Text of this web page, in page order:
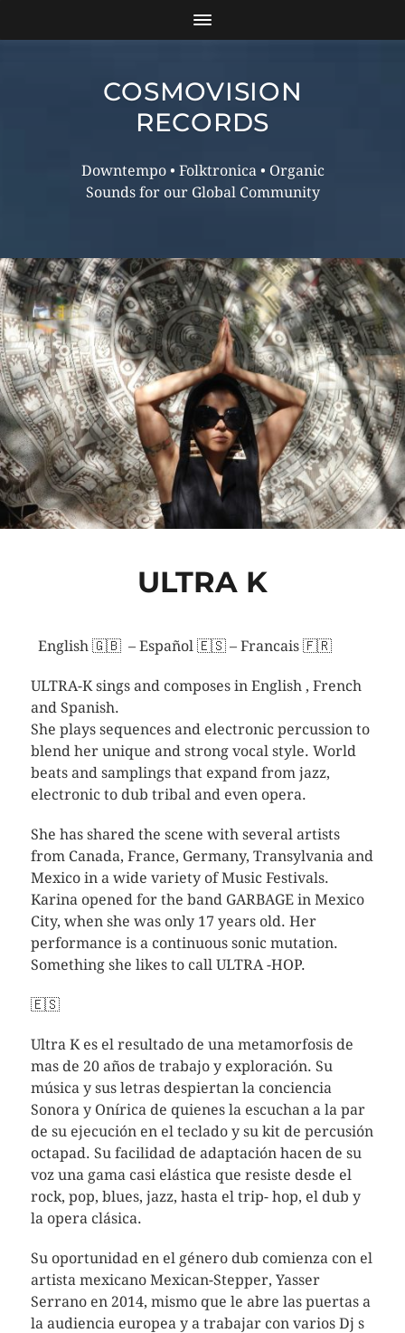
COSMOVISION
RECORDS
Downtempo • Folktronica • Organic
Sounds for our Global Community
ULTRA K
English 🇬🇧 – Español 🇪🇸 – Francais 🇫🇷
ULTRA-K sings and composes in English , French
and Spanish.
She plays sequences and electronic percussion to
blend her unique and strong vocal style. World
beats and samplings that expand from jazz,
electronic to dub tribal and even opera.
She has shared the scene with several artists
from Canada, France, Germany, Transylvania and
Mexico in a wide variety of Music Festivals.
Karina opened for the band GARBAGE in Mexico
City, when she was only 17 years old. Her
performance is a continuous sonic mutation.
Something she likes to call ULTRA -HOP.
🇪🇸
Ultra K es el resultado de una metamorfosis de
mas de 20 años de trabajo y exploración. Su
música y sus letras despiertan la conciencia
Sonora y Onírica de quienes la escuchan a la par
de su ejecución en el teclado y su kit de percusión
octapad. Su facilidad de adaptación hacen de su
voz una gama casi elástica que resiste desde el
rock, pop, blues, jazz, hasta el trip- hop, el dub y
la opera clásica.
Su oportunidad en el género dub comienza con el
artista mexicano Mexican-Stepper, Yasser
Serrano en 2014, mismo que le abre las puertas a
la audiencia europea y a trabajar con varios Dj s